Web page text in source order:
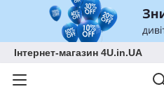
Інтернет-магазин 4U.in.UA